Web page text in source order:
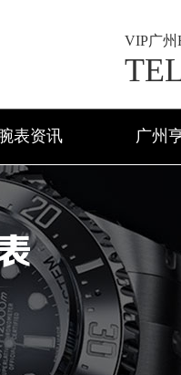
VIP广州
表资讯 广州